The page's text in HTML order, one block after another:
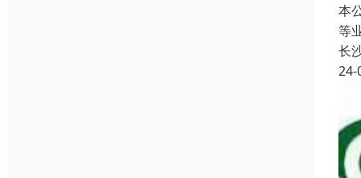
本
等
长
24-